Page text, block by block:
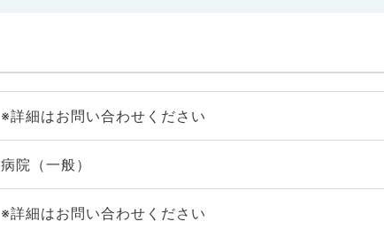
※詳細はお問い合わせください
病院（一般）
※詳細はお問い合わせください